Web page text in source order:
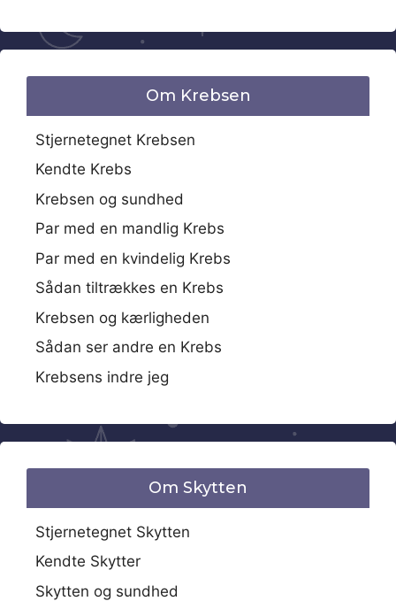
Om Krebsen
Stjernetegnet Krebsen
Kendte Krebs
Krebsen og sundhed
Par med en mandlig Krebs
Par med en kvindelig Krebs
Sådan tiltrækkes en Krebs
Krebsen og kærligheden
Sådan ser andre en Krebs
Krebsens indre jeg
Om Skytten
Stjernetegnet Skytten
Kendte Skytter
Skytten og sundhed